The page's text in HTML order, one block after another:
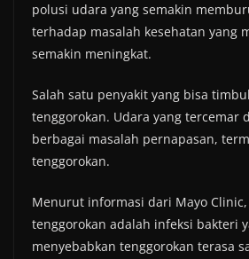
polusi udara yang semakin
terhadap masalah kesehatan yang
semakin meningkat.
Salah satu penyakit yang bisa
tenggorokan. Udara yang tercemar
berbagai masalah pernapasan,
tenggorokan.
Menurut informasi dari Mayo
tenggorokan adalah infeksi bakteri
menyebabkan tenggorokan terasa